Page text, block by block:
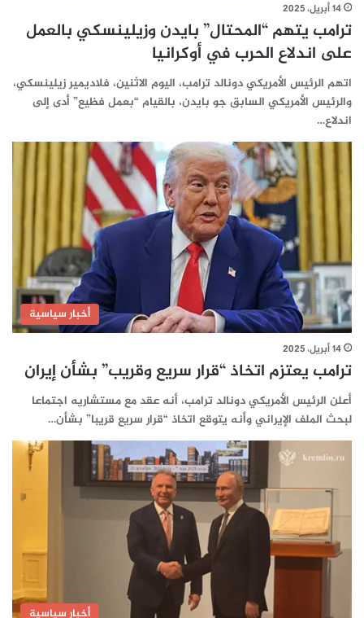
14 أبريل، 2025
ترامب يتهم “المحتال” بايدن وزيلينسكي بالعمل
على اندلاع الحرب في أوكرانيا
اتهم الرئيس الأمريكي دونالد ترامب، اليوم الاثنين، فلاديمير زيلينسكي،
والرئيس الأمريكي السابق جو بايدن، بالقيام “بعمل فظيع” أدى إلى
اندلاع…
أخبار سياسية
14 أبريل، 2025
ترامب يعتزم اتخاذ “قرار سريع وقريب” بشأن إيران
أعلن الرئيس الأمريكي دونالد ترامب، أنه عقد مع مستشاريه اجتماعا
لبحث الملف الإيراني وأنه يتوقع اتخاذ “قرار سريع قريبا” بشأن…
أخبار سياسية